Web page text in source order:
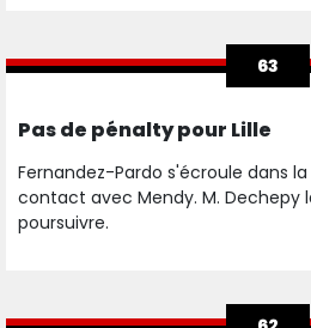
63
Pas de pénalty pour Lille
Fernandez-Pardo s'écroule dans
contact avec Mendy. M. Dechepy
poursuivre.